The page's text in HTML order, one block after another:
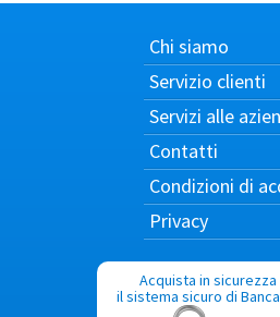
Chi siamo
Servizio clienti
Servizi alle
Contatti
Condizioni di
Privacy
Acquista in
il sistema sicuro di